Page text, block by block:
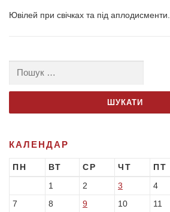
Ювілей при свічках та під аплодисменти.
КАЛЕНДАР
ПН ВТ СР ЧТ ПТ
1 2 3 4
7
8 9 10 11